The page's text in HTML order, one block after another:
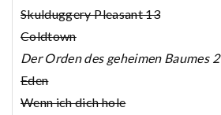
Skulduggery Pleasant 13
Coldtown
Der Orden des geheimen Baumes 2
Eden
Wenn ich dich hole